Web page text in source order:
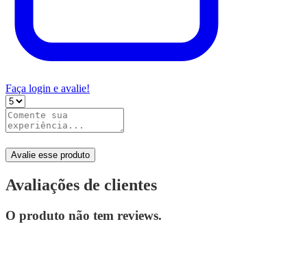
Faça login e avalie!
Avalie esse produto
Avaliações de clientes
O produto não tem reviews.